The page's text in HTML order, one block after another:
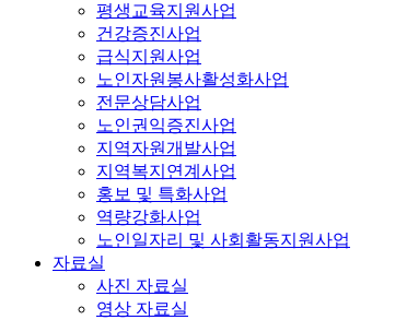
평생교육지원사업
건강증진사업
급식지원사업
노인자원봉사활성화사업
전문상담사업
노인권익증진사업
지역자원개발사업
지역복지연계사업
홍보 및 특화사업
역량강화사업
노인일자리 및 사회활동지원사업
자료실
사진 자료실
영상 자료실